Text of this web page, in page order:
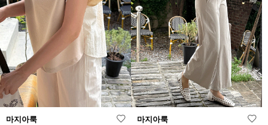
마지아룩 마지아룩